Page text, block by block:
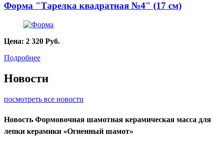
Форма "Тарелка квадратная №4" (17 см)
Цена: 2 320 Руб.
Подробнее
Новости
посмотреть все новости
Новость Формовочная шамотная керамическая масса для
лепки керамики «Огненный шамот»